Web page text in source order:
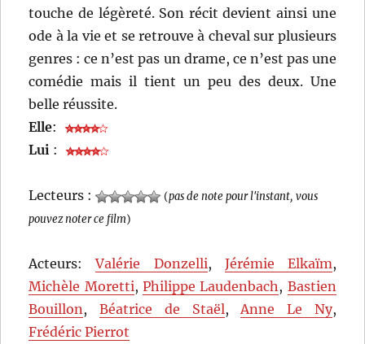
touche de légèreté. Son récit devient ainsi une
ode à la vie et se retrouve à cheval sur plusieurs
genres : ce n’est pas un drame, ce n’est pas une
comédie mais il tient un peu des deux. Une
belle réussite.
Elle:
Lui :
Lecteurs : (pas de note pour l'instant, vous
pouvez noter ce film)
Acteurs:Valérie Donzelli, Jérémie Elkaïm,
Michèle Moretti,Philippe Laudenbach, Bastien
Bouillon,Béatrice de Staël,Anne Le Ny,
Frédéric Pierrot